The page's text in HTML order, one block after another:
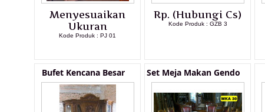
Menyesuaikan
Ukuran
Kode Produk : PJ 01
Rp. (Hubungi Cs)
Kode Produk : GZB 3
Bufet Kencana Besar Set Meja Makan Gendo